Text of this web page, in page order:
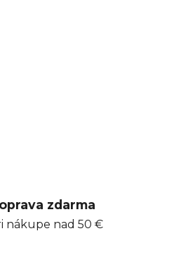
zdarma
nákupe nad 50 €